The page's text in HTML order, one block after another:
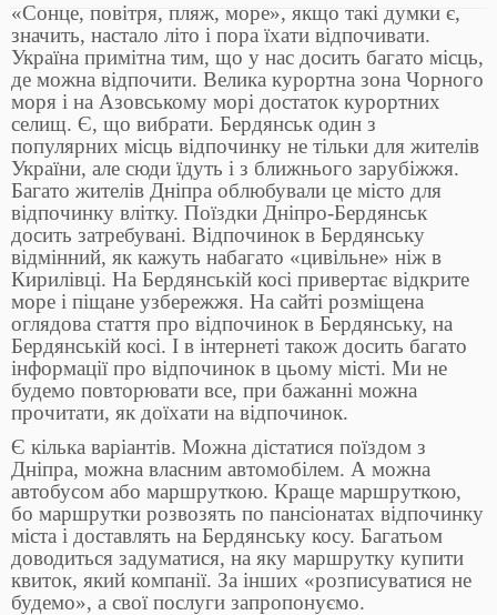
«Сонце, повітря, пляж, море», якщо такі думки є,
значить, настало літо і пора їхати відпочивати.
Україна примітна тим, що у нас досить багато місць,
де можна відпочити. Велика курортна зона Чорного
моря і на Азовському морі достаток курортних
селищ. Є, що вибрати. Бердянськ один з
популярних місць відпочинку не тільки для жителів
України, але сюди їдуть і з ближнього зарубіжжя.
Багато жителів Дніпра облюбували це місто для
відпочинку влітку. Поїздки Дніпро-Бердянськ
досить затребувані. Відпочинок в Бердянську
відмінний, як кажуть набагато «цивільне» ніж в
Кирилівці. На Бердянській косі привертає відкрите
море і піщане узбережжя. На сайті розміщена
оглядова стаття про відпочинок в Бердянську, на
Бердянській косі. І в інтернеті також досить багато
інформації про відпочинок в цьому місті. Ми не
будемо повторювати все, при бажанні можна
прочитати, як доїхати на відпочинок.
Є кілька варіантів. Можна дістатися поїздом з
Дніпра, можна власним автомобілем. А можна
автобусом або маршруткою. Краще маршруткою,
бо маршрутки розвозять по пансіонатах відпочинку
міста і доставлять на Бердянську косу. Багатьом
доводиться задуматися, на яку маршрутку купити
квиток, який компанії. За інших «розписуватися не
будемо», а свої послуги запропонуємо.